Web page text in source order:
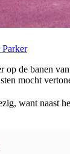
Parker
de banen
mocht
want naast